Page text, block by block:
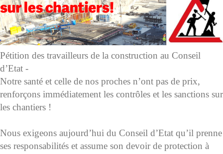
Pétition des travailleurs de la construction au Conseil
d’Etat -
Notre santé et celle de nos proches n’ont pas de prix,
renforçons immédiatement les contrôles et les sanctions sur
les chantiers !
Nous exigeons aujourd’hui du Conseil d’Etat qu’il prenne
ses responsabilités et assume son devoir de protection à